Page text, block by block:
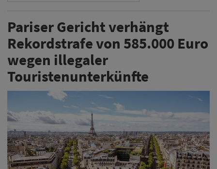
Pariser Gericht verhängt
Rekordstrafe von 585.000 Euro
wegen illegaler
Touristenunterkünfte